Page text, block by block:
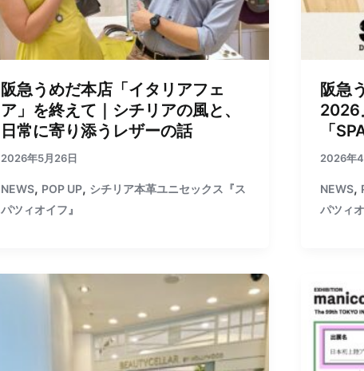
阪急うめだ本店「イタリアフェ
ア」を終えて｜シチリアの風と、
日常に寄り添うレザーの話
2026年5月26日
NEWS, POP UP, シチリア本革ユニセックス『ス
パツィオイフ』
阪急
2026
「
2026年
NEWS,
パツィオ